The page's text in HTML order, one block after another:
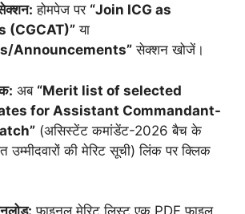
होमपेज पर “Join ICG as
(CGCAT)” या
Announcements” सेक्शन खोजें।
अब “Merit list of selected
for Assistant Commandant-
(असिस्टेंट कमांडेंट-2026 बैच के
उम्मीदवारों की मेरिट सूची) लिंक पर क्लिक